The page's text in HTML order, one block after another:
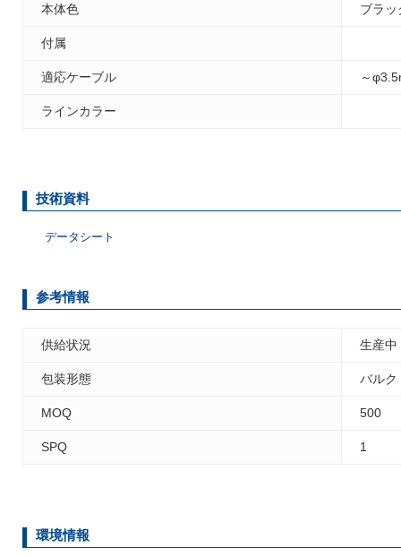
本体色 ブラッ
付属
適応ケーブル ～
ラインカラー
技術資料
データシート
参考情報
供給状況 生産中
包装形態 バルク
MOQ 500
SPQ 1
環境情報